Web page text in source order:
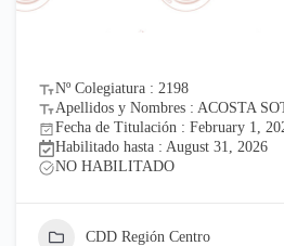
Nº Colegiatura : 2198
Apellidos y Nombres : ACOSTA
Fecha de Titulación : February 1,
Habilitado hasta : August 31, 2026
NO HABILITADO
CDD Región Centro